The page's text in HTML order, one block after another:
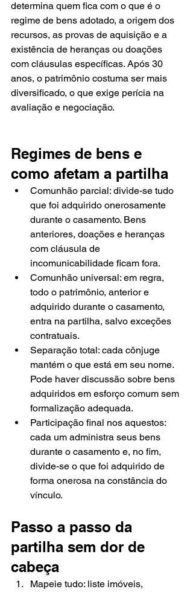
determina quem fica com o que é o
regime de bens adotado, a origem dos
recursos, as provas de aquisição e a
existência de heranças ou doações
com cláusulas específicas. Após 30
anos, o patrimônio costuma ser mais
diversificado, o que exige perícia na
avaliação e negociação.
Regimes de bens e
como afetam a partilha
Comunhão parcial: divide-se tudo
que foi adquirido onerosamente
durante o casamento. Bens
anteriores, doações e heranças
com cláusula de
incomunicabilidade ficam fora.
Comunhão universal: em regra,
todo o patrimônio, anterior e
adquirido durante o casamento,
entra na partilha, salvo exceções
contratuais.
Separação total: cada cônjuge
mantém o que está em seu nome.
Pode haver discussão sobre bens
adquiridos em esforço comum sem
formalização adequada.
Participação final nos aquestos:
cada um administra seus bens
durante o casamento e, no fim,
divide-se o que foi adquirido de
forma onerosa na constância do
vínculo.
Passo a passo da
partilha sem dor de
cabeça
Mapeie tudo: liste imóveis,